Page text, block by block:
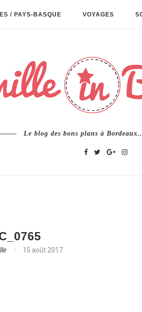
/ PAYS-BASQUE VOYAGES
Le blog des bons plans à
15 août 2017